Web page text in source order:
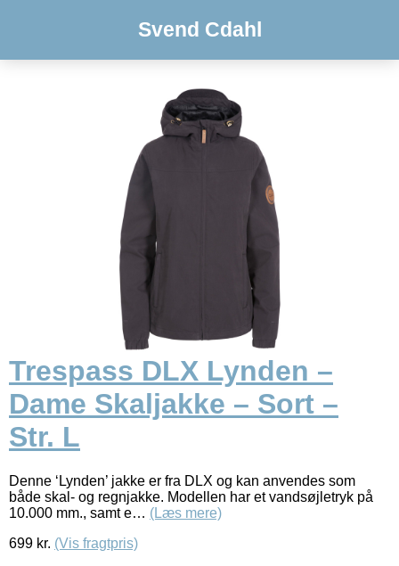
Svend Cdahl
Trespass DLX Lynden –
Dame Skaljakke – Sort –
Str. L
Denne ‘Lynden’ jakke er fra DLX og kan anvendes som
både skal- og regnjakke. Modellen har et vandsøjletryk på
10.000 mm., samt e… (Læs mere)
699 kr. (Vis fragtpris)